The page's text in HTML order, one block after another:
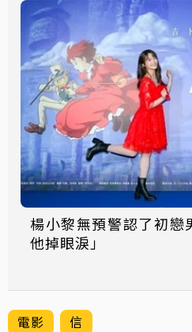
楊小黎無預警認了初
他掉眼淚」
電影 信